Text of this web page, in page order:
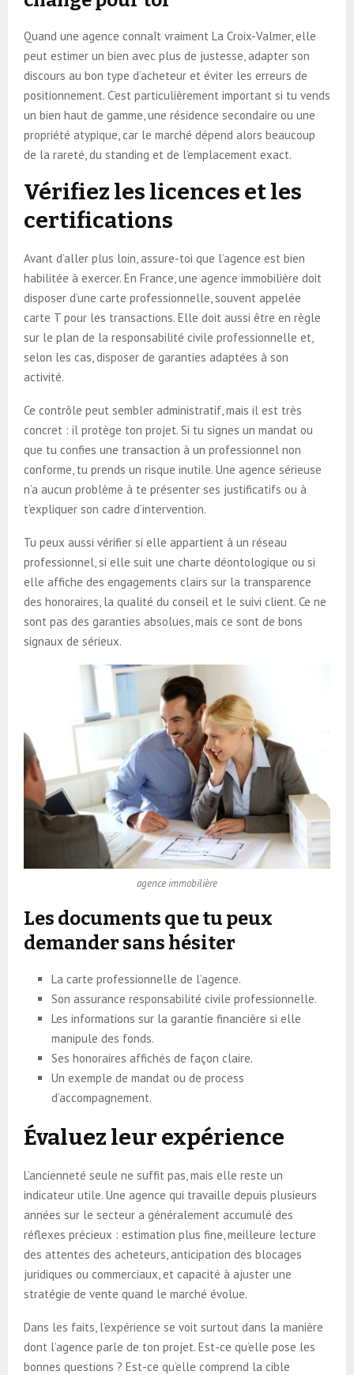
Quand une agence connaît vraiment La Croix-Valmer, elle
peut estimer un bien avec plus de justesse, adapter son
discours au bon type d’acheteur et éviter les erreurs de
positionnement. C’est particulièrement important si tu vends
un bien haut de gamme, une résidence secondaire ou une
propriété atypique, car le marché dépend alors beaucoup
de la rareté, du standing et de l’emplacement exact.
Vérifiez les licences et les
certifications
Avant d’aller plus loin, assure-toi que l’agence est bien
habilitée à exercer. En France, une agence immobilière doit
disposer d’une carte professionnelle, souvent appelée
carte T pour les transactions. Elle doit aussi être en règle
sur le plan de la responsabilité civile professionnelle et,
selon les cas, disposer de garanties adaptées à son
activité.
Ce contrôle peut sembler administratif, mais il est très
concret : il protège ton projet. Si tu signes un mandat ou
que tu confies une transaction à un professionnel non
conforme, tu prends un risque inutile. Une agence sérieuse
n’a aucun problème à te présenter ses justificatifs ou à
t’expliquer son cadre d’intervention.
Tu peux aussi vérifier si elle appartient à un réseau
professionnel, si elle suit une charte déontologique ou si
elle affiche des engagements clairs sur la transparence
des honoraires, la qualité du conseil et le suivi client. Ce ne
sont pas des garanties absolues, mais ce sont de bons
signaux de sérieux.
agence immobilière
Les documents que tu peux
demander sans hésiter
La carte professionnelle de l’agence.
Son assurance responsabilité civile professionnelle.
Les informations sur la garantie financière si elle
manipule des fonds.
Ses honoraires affichés de façon claire.
Un exemple de mandat ou de process
d’accompagnement.
Évaluez leur expérience
L’ancienneté seule ne suffit pas, mais elle reste un
indicateur utile. Une agence qui travaille depuis plusieurs
années sur le secteur a généralement accumulé des
réflexes précieux : estimation plus fine, meilleure lecture
des attentes des acheteurs, anticipation des blocages
juridiques ou commerciaux, et capacité à ajuster une
stratégie de vente quand le marché évolue.
Dans les faits, l’expérience se voit surtout dans la manière
dont l’agence parle de ton projet. Est-ce qu’elle pose les
bonnes questions ? Est-ce qu’elle comprend la cible